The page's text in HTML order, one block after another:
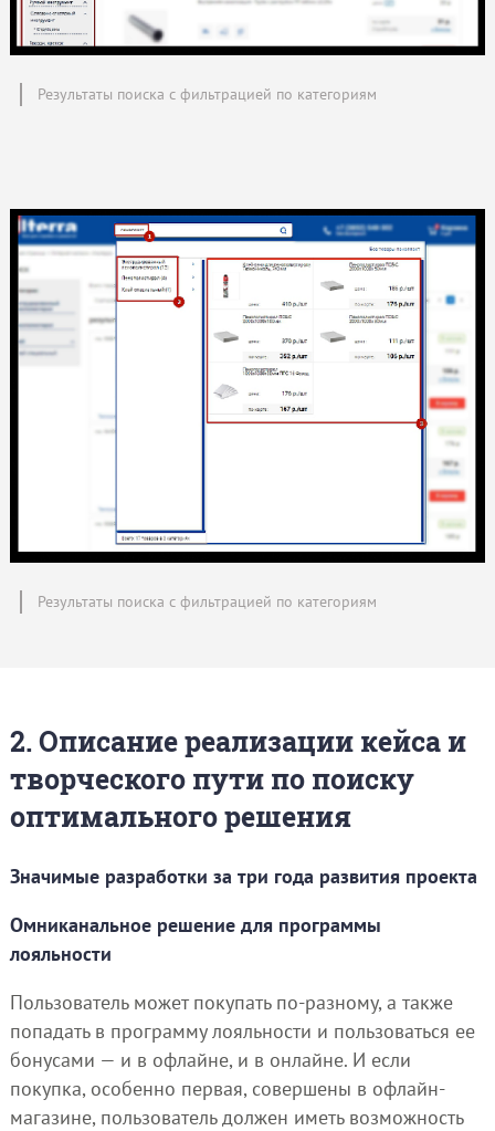
Результаты поиска с фильтрацией по категориям
Результаты поиска с фильтрацией по категориям
2. Описание реализации кейса и
творческого пути по поиску
оптимального решения
Значимые разработки за три года развития проекта
Омниканальное решение для программы
лояльности
Пользователь может покупать по-разному, а также
попадать в программу лояльности и пользоваться ее
бонусами — и в офлайне, и в онлайне. И если
покупка, особенно первая, совершены в офлайн-
магазине, пользователь должен иметь возможность